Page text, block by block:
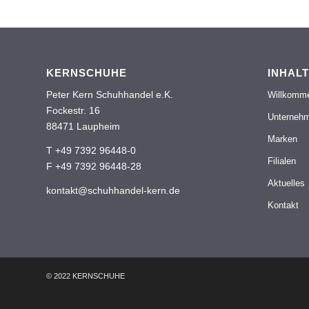
KERNSCHUHE
Peter Kern Schuhhandel e.K.
Fockestr. 16
88471 Laupheim
T +49 7392 96448-0
F +49 7392 96448-28
kontakt@schuhhandel-kern.de
INHALT
Marken
Filialen
Aktuelles
Kontakt
© 2022 KERNSCHUHE